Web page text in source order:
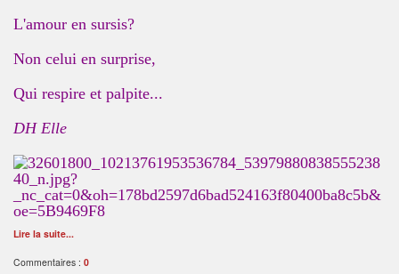
L'amour en sursis?
Non celui en surprise,
Qui respire et palpite...
DH Elle
Lire la suite...
Commentaires : 0